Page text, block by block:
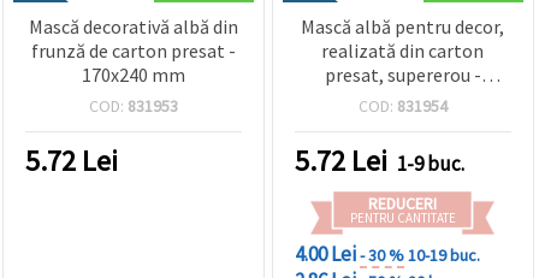
Mască decorativă albă din
frunză de carton presat -
170x240 mm
COD: 831953
5.72 Lei
Mască albă pentru decor,
realizată din carton
presat, supererou -
160x250 mm
COD: 831954
5.72 Lei 1-9 buc.
REDUCERI
PENTRU CANTITATE
4.00 Lei- 30 %10-19 buc.